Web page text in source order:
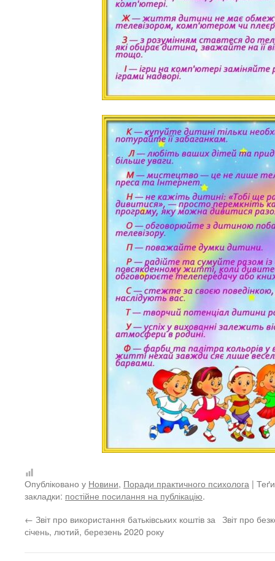
Опубліковано у Новини, Поради практичного психолога |
закладки: постійне посилання на публікацію.
← Звіт про використання батьківських коштів за
січень, лютий, березень 2020 року
Звіт про